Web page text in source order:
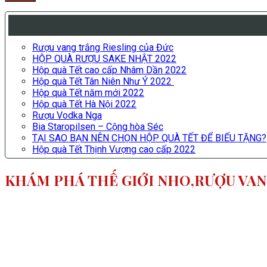
Rượu vang trắng Riesling của Đức
HỘP QUÀ RƯỢU SAKE NHẬT 2022
Hộp quà Tết cao cấp Nhâm Dần 2022
Hộp quà Tết Tân Niên Như Ý 2022
Hộp quà Tết năm mới 2022
Hộp quà Tết Hà Nội 2022
Rượu Vodka Nga
Bia Staropilsen – Cộng hòa Séc
TẠI SAO BẠN NÊN CHỌN HỘP QUÀ TẾT ĐỂ BIẾU TẶNG?
Hộp quà Tết Thịnh Vượng cao cấp 2022
KHÁM PHÁ THẾ GIỚI NHO,RƯỢU